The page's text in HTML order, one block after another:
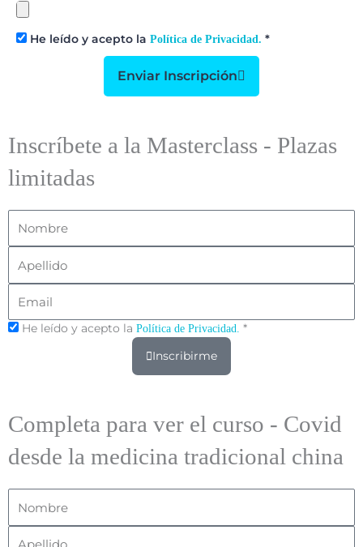
Subir
He leído y acepto la Política de Privacidad. *
Enviar Inscripción
Inscríbete a la Masterclass - Plazas
limitadas
He leído y acepto la Política de Privacidad. *
Inscribirme
Completa para ver el curso - Covid
desde la medicina tradicional china